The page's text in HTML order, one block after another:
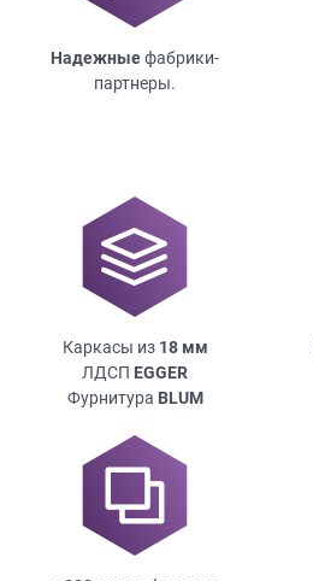
Надежныефабрики-
партнеры.
Каркасы из 18мм
ЛДСП EGGER
Фурнитура BLUM